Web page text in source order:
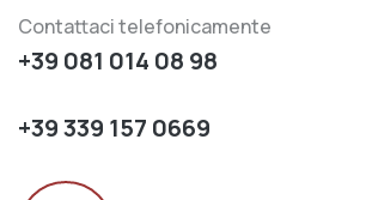
Contattaci telefonicamente
+39 081 014 08 98
+39 339 157 0669